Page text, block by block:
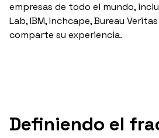
empresas de todo el mundo,
Lab, IBM, Inchcape, Bureau
comparte su experiencia.
Definiendo el